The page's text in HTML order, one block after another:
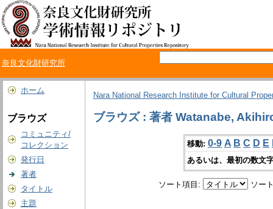
奈良文化財研究所
ホーム
ブラウズ
コミュニティ/
コレクション
発行日
著者
タイトル
主題
Nara National Research Institute for Cultural
ブラウズ : 著者 Watanabe,
移動: 0-9 A B C D E
あるいは、最初の数文
ソート項目: ソー